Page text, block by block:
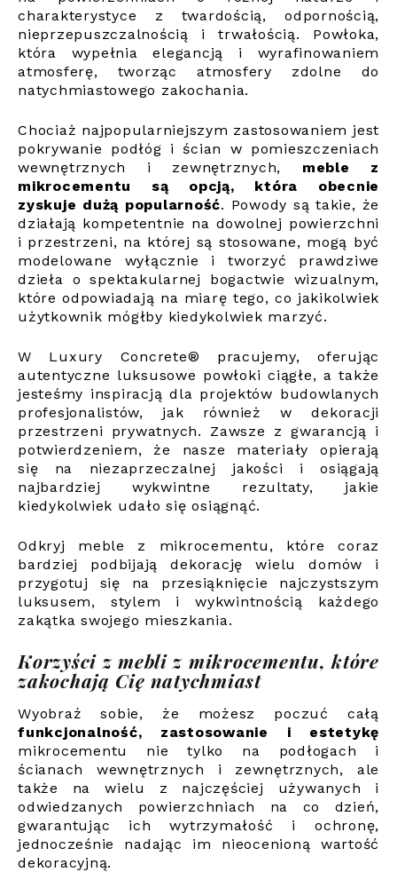
charakterystyce z twardością, odpornością,
nieprzepuszczalnością i trwałością. Powłoka,
która wypełnia elegancją i wyrafinowaniem
atmosferę, tworząc atmosfery zdolne do
natychmiastowego zakochania.
Chociaż najpopularniejszym zastosowaniem jest
pokrywanie podłóg i ścian w pomieszczeniach
wewnętrznych i zewnętrznych, meble z
mikrocementu są opcją, która obecnie
zyskuje dużą popularność. Powody są takie, że
działają kompetentnie na dowolnej powierzchni
i przestrzeni, na której są stosowane, mogą być
modelowane wyłącznie i tworzyć prawdziwe
dzieła o spektakularnej bogactwie wizualnym,
które odpowiadają na miarę tego, co jakikolwiek
użytkownik mógłby kiedykolwiek marzyć.
W Luxury Concrete® pracujemy, oferując
autentyczne luksusowe powłoki ciągłe, a także
jesteśmy inspiracją dla projektów budowlanych
profesjonalistów, jak również w dekoracji
przestrzeni prywatnych. Zawsze z gwarancją i
potwierdzeniem, że nasze materiały opierają
się na niezaprzeczalnej jakości i osiągają
najbardziej wykwintne rezultaty, jakie
kiedykolwiek udało się osiągnąć.
Odkryj meble z mikrocementu, które coraz
bardziej podbijają dekorację wielu domów i
przygotuj się na przesiąknięcie najczystszym
luksusem, stylem i wykwintnością każdego
zakątka swojego mieszkania.
Korzyści z mebli z mikrocementu, które
zakochają Cię natychmiast
Wyobraź sobie, że możesz poczuć całą
funkcjonalność, zastosowanie i estetykę
mikrocementu nie tylko na podłogach i
ścianach wewnętrznych i zewnętrznych, ale
także na wielu z najczęściej używanych i
odwiedzanych powierzchniach na co dzień,
gwarantując ich wytrzymałość i ochronę,
jednocześnie nadając im nieocenioną wartość
dekoracyjną.